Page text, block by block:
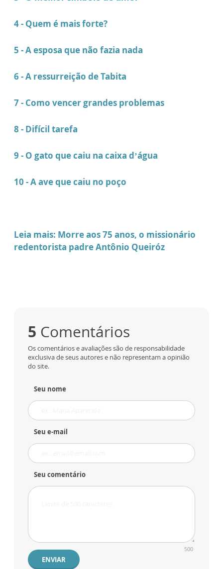
4 - Quem é mais forte?
5 - A esposa que não fazia nada
6 - A ressurreição de Tabita
7 - Como vencer grandes problemas
8 - Difícil tarefa
9 - O gato que caiu na caixa d’água
10 - A ave que caiu no poço
Leia mais: Morre aos 75 anos, o missionário
redentorista padre Antônio Queiróz
5 Comentários
Os comentários e avaliações são de responsabilidade
exclusiva de seus autores e não representam a opinião
do site.
Seu nome
Seu e-mail
Seu comentário
500
ENVIAR